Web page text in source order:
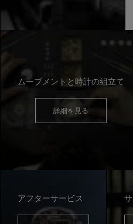
ムーブメントと時計の組立て
詳細を見る
アフターサービス